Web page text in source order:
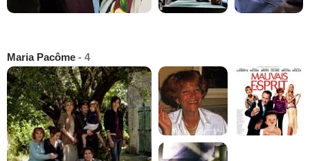
Maria Pacôme - 4